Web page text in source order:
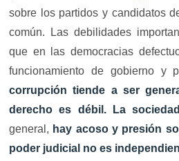
sobre los partidos y candidatos
común. Las debilidades
que en las democracias
funcionamiento de gobierno y
corrupción tiende a ser
derecho es débil. La
general, hay acoso y presión
poder judicial no es